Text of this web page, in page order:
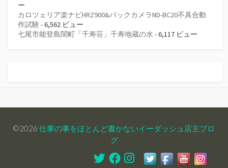
ー
カロツェリア楽ナビHRZ900&バックカメラND-BC20不具合動
作試験 - 6,562 ビュー
七尾市能登島閨町「千寿荘」千寿地蔵の水 - 6,117 ビュー
©2026 仕事の事をほとんど書かないイーダッシュ店主ブロ
グ
TwitterFacebook
Instagram